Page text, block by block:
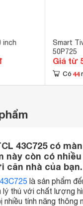
inch
Smart
50P725
Giá từ
Có 44
43C725 có
này còn có
nhà của bạn.
43C725 là sản phẩm
lý thú với chất lượng
tính năng thông